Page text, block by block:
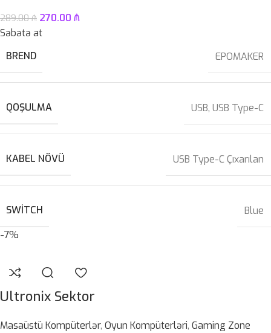
289.00₼ 270.00 ₼
Səbətə at
BREND
EPOMAKER
QOŞULMA USB, USB Type-C
KABEL NÖVÜ USB Type-C Çıxarılan
SWITCH
Blue
-7%
Ultronix Sektor
Masaüstü Kompüterlər, Oyun Kompüterləri, Gaming Zone